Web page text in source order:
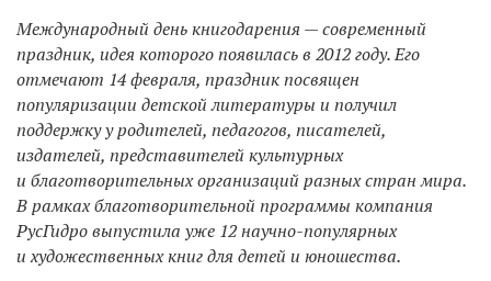
Международный день книгодарения — современный
праздник, идея которого появилась в 2012 году. Его
отмечают 14 февраля, праздник посвящен
популяризации детской литературы и получил
поддержку у родителей, педагогов, писателей,
издателей, представителей культурных
и благотворительных организаций разных стран мира.
В рамках благотворительной программы компания
РусГидро выпустила уже 12 научно-популярных
и художественных книг для детей и юношества.